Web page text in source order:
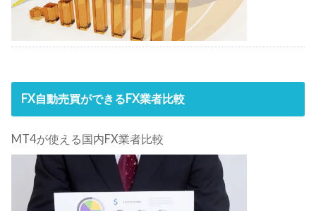
FX自動売買ができるFX業者比較
MT4が使える国内FX業者比較